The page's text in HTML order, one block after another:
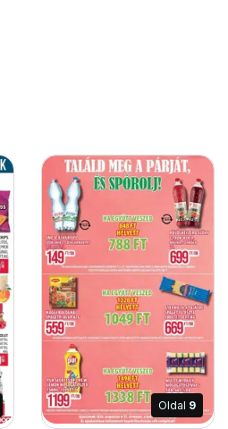
Oldal 9